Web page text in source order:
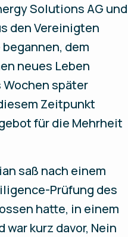
Solutions AG und
den Vereinigten
dem
neues Leben
später
Zeitpunkt
für die Mehrheit
saß nach einem
Prüfung des
hatte, in einem
kurz davor, Nein